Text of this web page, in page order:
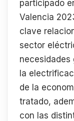
participado
Valencia
clave
sector
necesidades
la
de la
tratado,
con las